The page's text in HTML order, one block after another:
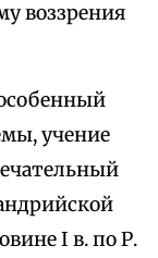
воззрения
учение
I в. по Р.